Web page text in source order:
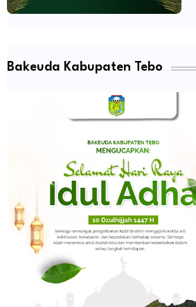
Bakeuda Kabupaten Tebo